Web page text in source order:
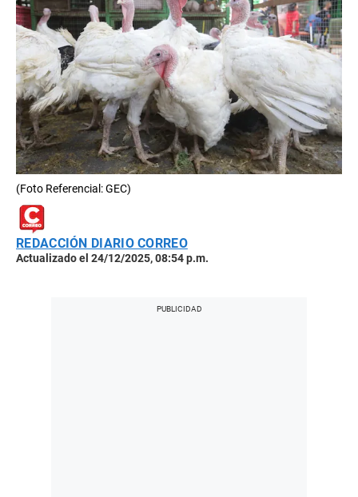
(Foto Referencial: GEC)
REDACCIÓN DIARIO CORREO
Actualizado el 24/12/2025, 08:54 p.m.